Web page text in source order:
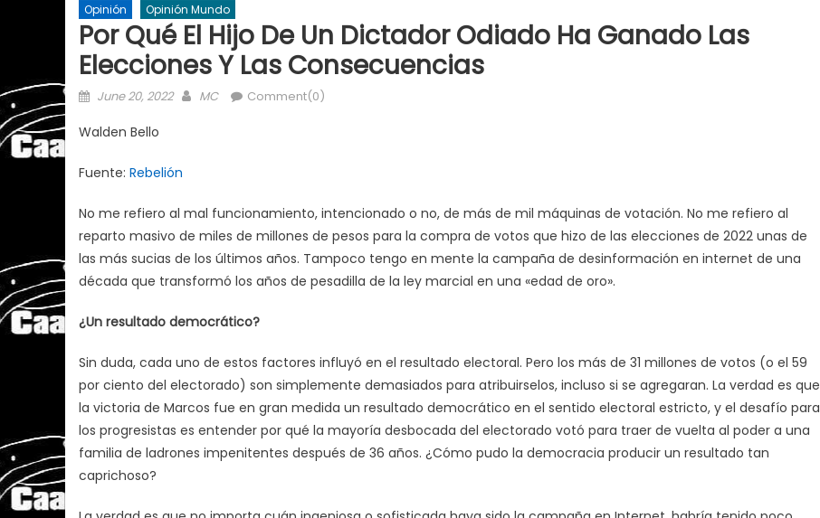
Opinión Opinión Mundo
Por Qué El Hijo De Un Dictador Odiado Ha Ganado Las
Elecciones Y Las Consecuencias
Posted
June 20, 2022 Author
MC Comment(0)
Walden Bello
Fuente: Rebelión
No me refiero al mal funcionamiento, intencionado o no, de más de mil máquinas de votación. No me refiero al
reparto masivo de miles de millones de pesos para la compra de votos que hizo de las elecciones de 2022 unas de
las más sucias de los últimos años. Tampoco tengo en mente la campaña de desinformación en internet de una
década que transformó los años de pesadilla de la ley marcial en una «edad de oro».
¿Un resultado democrático?
Sin duda, cada uno de estos factores influyó en el resultado electoral. Pero los más de 31 millones de votos (o el 59
por ciento del electorado) son simplemente demasiados para atribuirselos, incluso si se agregaran. La verdad es que
la victoria de Marcos fue en gran medida un resultado democrático en el sentido electoral estricto, y el desafío para
los progresistas es entender por qué la mayoría desbocada del electorado votó para traer de vuelta al poder a una
familia de ladrones impenitentes después de 36 años. ¿Cómo pudo la democracia producir un resultado tan
caprichoso?